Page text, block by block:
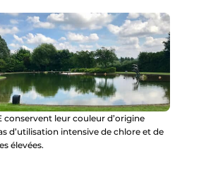
conservent leur couleur d’origine
d’utilisation intensive de chlore et de
élevées.